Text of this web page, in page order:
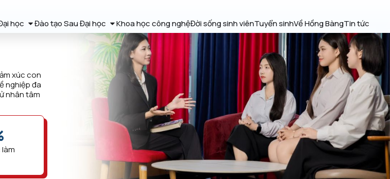
học
Đào tạo Sau Đại học Khoa học công nghệĐời sống sinh viênTuyển sinhVề Hồng BàngTin tức
xúc con
nghiệp đa
nhân tâm